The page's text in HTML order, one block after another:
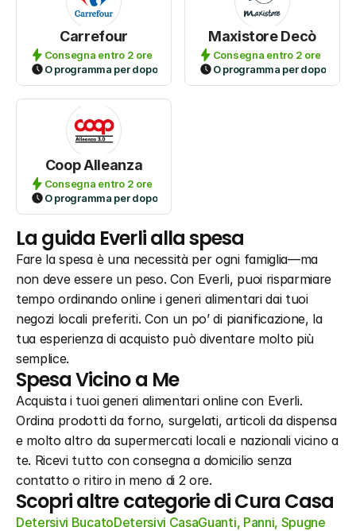
Carrefour
Consegna entro 2 ore
O programma per dopo
Maxistore Decò
Consegna entro 2 ore
O programma per dopo
Coop Alleanza
Consegna entro 2 ore
O programma per dopo
La guida Everli alla spesa
Fare la spesa è una necessità per ogni famiglia—ma
non deve essere un peso. Con Everli, puoi risparmiare
tempo ordinando online i generi alimentari dai tuoi
negozi locali preferiti. Con un po’ di pianificazione, la
tua esperienza di acquisto può diventare molto più
semplice.
Spesa Vicino a Me
Acquista i tuoi generi alimentari online con Everli.
Ordina prodotti da forno, surgelati, articoli da dispensa
e molto altro da supermercati locali e nazionali vicino a
te. Ricevi tutto con consegna a domicilio senza
contatto o ritiro in meno di 2 ore.
Scopri altre categorie di Cura Casa
Detersivi BucatoDetersivi CasaGuanti, Panni, Spugne